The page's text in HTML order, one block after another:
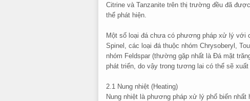
Citrine và Tanzanite trên thị trường đều đã
thể phát hiện.
Một số loại đá chưa có phương pháp xử lý với
Spinel, các loại đá thuộc nhóm Chrysoberyl,
nhóm Feldspar (thường gặp nhất là Đá mặt
phát triển, do vậy trong tương lai có thể sẽ
2.1 Nung nhiệt (Heating)
Nung nhiệt là phương pháp xử lý phổ biến